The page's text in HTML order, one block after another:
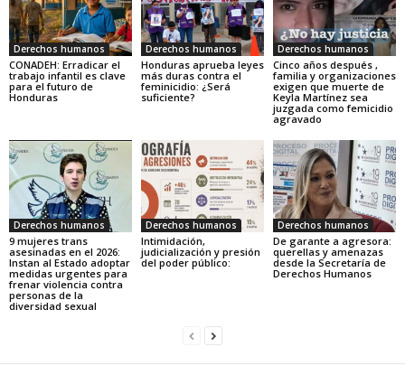
Derechos humanos
CONADEH: Erradicar el
trabajo infantil es clave
para el futuro de
Honduras
Derechos humanos
Honduras aprueba leyes
más duras contra el
feminicidio: ¿Será
suficiente?
Derechos humanos
Cinco años después ,
familia y organizaciones
exigen que muerte de
Keyla Martínez sea
juzgada como femicidio
agravado
Derechos humanos
9 mujeres trans
asesinadas en el 2026:
Instan al Estado adoptar
medidas urgentes para
frenar violencia contra
personas de la
diversidad sexual
Derechos humanos
Intimidación,
judicialización y presión
del poder público:
Derechos humanos
De garante a agresora:
querellas y amenazas
desde la Secretaría de
Derechos Humanos